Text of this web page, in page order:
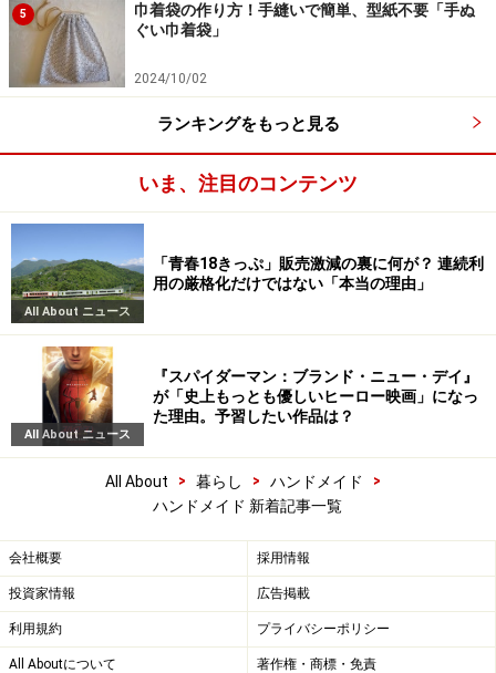
5
巾着袋の作り方！手縫いで簡単、型紙不要「手ぬ
ぐい巾着袋」
2024/10/02
ランキングをもっと見る
いま、注目のコンテンツ
All About ニュース
「青春18きっぷ」販売激減の裏に何が？ 連続利
用の厳格化だけではない「本当の理由」
All About ニュース
『スパイダーマン：ブランド・ニュー・デイ』
が「史上もっとも優しいヒーロー映画」になっ
た理由。予習したい作品は？
All About > 暮らし > ハンドメイド
>
ハンドメイド 新着記事一覧
会社概要 採用情報
投資家情報 広告掲載
利用規約 プライバシーポリシー
All Aboutについて 著作権・商標・免責